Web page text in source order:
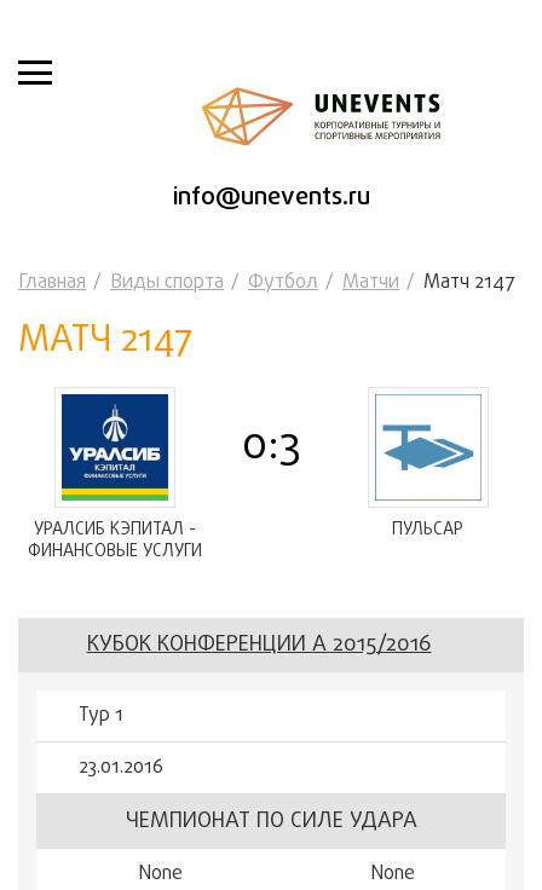
info@unevents.ru
Главная Виды спорта Футбол Матчи Матч 2147
МАТЧ 2147
УРАЛСИБ КЭПИТАЛ -
ФИНАНСОВЫЕ УСЛУГИ
0:3
ПУЛЬСАР
КУБОК КОНФЕРЕНЦИИ А 2015/2016
Тур 1
23.01.2016
ЧЕМПИОНАТ ПО СИЛЕ УДАРА
None
None